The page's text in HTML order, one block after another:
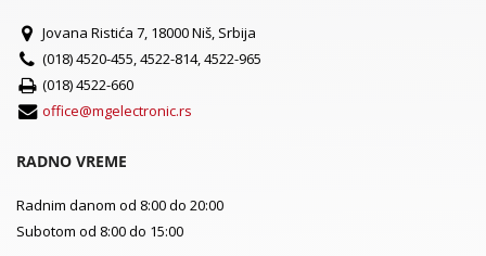
Jovana Ristića 7, 18000 Niš, Srbija
(018) 4520-455, 4522-814, 4522-965
(018) 4522-660
office@mgelectronic.rs
RADNO VREME
Radnim danom od 8:00 do 20:00
Subotom od 8:00 do 15:00